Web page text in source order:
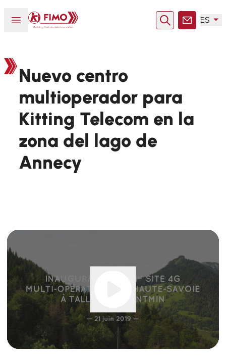
Abrir o cerrar el menú
Volver a la página principal
Buscar enContacto
ES
Nuevo centro
multioperador para
Kitting Telecom en la
zona del lago de
Annecy